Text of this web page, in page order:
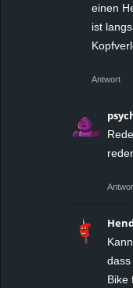
einen
ist
Antwort
dass
Bike